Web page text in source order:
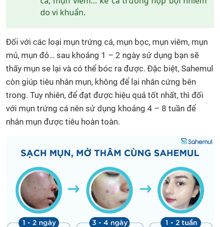
do vi khuẩn.
Đối với các loại mụn trứng cá, mụn bọc, mụn viêm, mụn
mủ, mụn đỏ… sau khoảng 1 – 2 ngày sử dụng bạn sẽ
thấy mụn se lại và có thể bóc ra được. Đặc biệt, Sahemul
còn giúp tiêu nhân mụn, không để lại nhân cứng bên
trong. Tuy nhiên, để đạt được hiệu quả tốt nhất, thì đối
với mụn trứng cá nên sử dụng khoảng 4 – 8 tuần để
nhân mụn được tiêu hoàn toàn.